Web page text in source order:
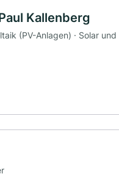
Kallenberg
(PV-Anlagen) · Solar